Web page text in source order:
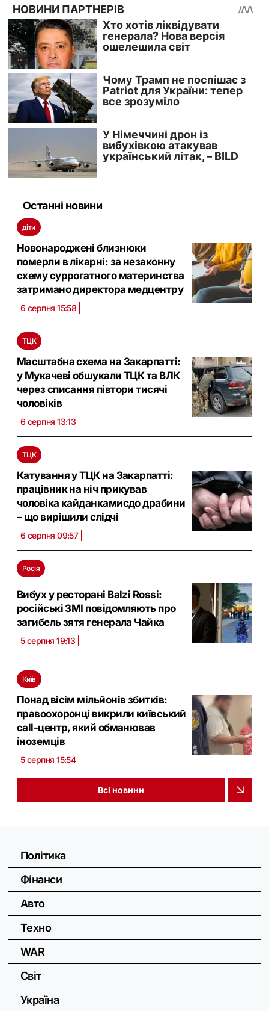
Останні новини
діти
Новонароджені близнюки
померли в лікарні: за незаконну
схему суррогатного материнства
затримано директора медцентру
6 серпня 15:58
ТЦК
Масштабна схема на Закарпатті:
у Мукачеві обшукали ТЦК та ВЛК
через списання півтори тисячі
чоловіків
6 серпня 13:13
ТЦК
Катування у ТЦК на Закарпатті:
працівник на ніч прикував
чоловіка кайданкамисдо драбини
– що вирішили слідчі
6 серпня 09:57
Росія
Вибух у ресторані Balzi Rossi:
російські ЗМІ повідомляють про
загибель зятя генерала Чайка
5 серпня 19:13
Київ
Понад вісім мільйонів збитків:
правоохоронці викрили київський
call-центр, який обманював
іноземців
5 серпня 15:54
Всі новини
Політика
Фінанси
Авто
Техно
WAR
Світ
Україна